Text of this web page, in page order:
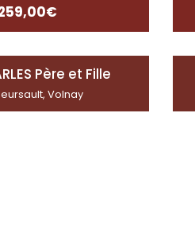
€
Père et Fille
Volnay